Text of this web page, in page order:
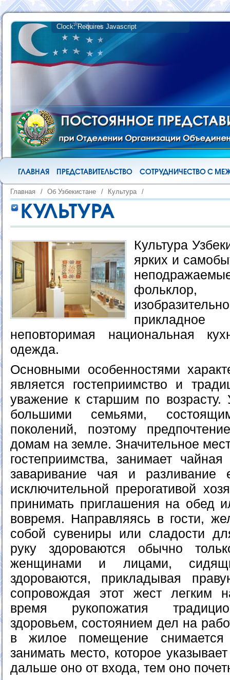
ГЛАВНАЯ ПРЕДСТАВИТЕЛЬСТВО СОТРУДНИЧЕСТВО С
Главная / Об Узбекистане / Культура /
КУЛЬТУРА
Культура
ярких и
фольклор,
неповторимая национальная
одежда.
Основными особенностями
является гостеприимство и
уважение к старшим по возрасту.
большими семьями,
поколений, поэтому
домам на земле. Значительное
гостеприимства, занимает
заваривание чая и разливание
исключительной прерогативой
принимать приглашения на обед
вовремя. Направляясь в гости,
собой сувениры или сладости
руку здороваются обычно
женщинами и лицами,
здороваются, прикладывая
сопровождая этот жест легким
время рукопожатия
здоровьем, состоянием дел на
в жилое помещение снимается
занимать место, которое
дальше оно от входа, тем оно